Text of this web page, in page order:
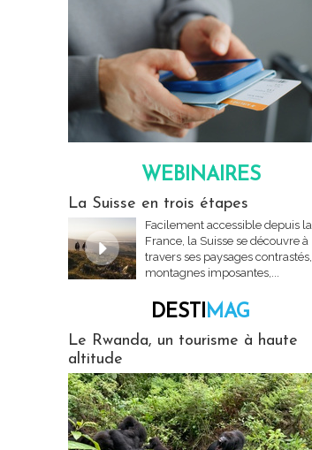
WEBINAIRES
La Suisse en trois étapes
Facilement accessible depuis la
France, la Suisse se découvre à
travers ses paysages contrastés,
montagnes imposantes,...
DESTIMAG
Le Rwanda, un tourisme à haute
altitude